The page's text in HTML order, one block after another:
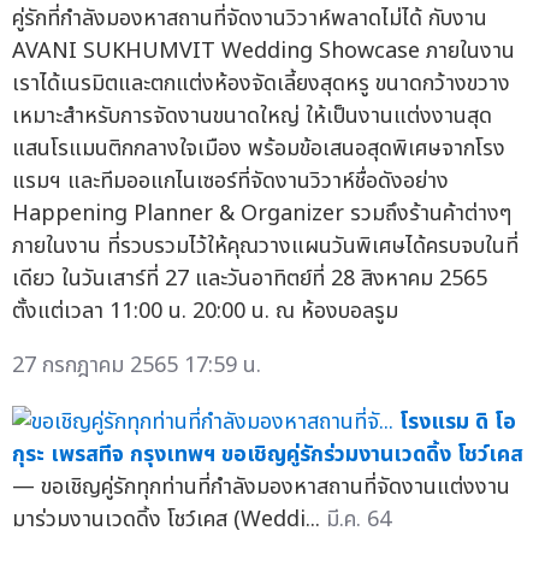
คู่รักที่กำลังมองหาสถานที่จัดงานวิวาห์พลาดไม่ได้ กับงาน
AVANI SUKHUMVIT Wedding Showcase ภายในงาน
เราได้เนรมิตและตกแต่งห้องจัดเลี้ยงสุดหรู ขนาดกว้างขวาง
เหมาะสำหรับการจัดงานขนาดใหญ่ ให้เป็นงานแต่งงานสุด
แสนโรแมนติกกลางใจเมือง พร้อมข้อเสนอสุดพิเศษจากโรง
แรมฯ และทีมออแกไนเซอร์ที่จัดงานวิวาห์ชื่อดังอย่าง
Happening Planner & Organizer รวมถึงร้านค้าต่างๆ
ภายในงาน ที่รวบรวมไว้ให้คุณวางแผนวันพิเศษได้ครบจบในที่
เดียว ในวันเสาร์ที่ 27 และวันอาทิตย์ที่ 28 สิงหาคม 2565
ตั้งแต่เวลา 11:00 น. 20:00 น. ณ ห้องบอลรูม
27 กรกฎาคม 2565 17:59 น.
โรงแรม ดิ โอ
กุระ เพรสทีจ กรุงเทพฯ ขอเชิญคู่รักร่วมงานเวดดิ้ง โชว์เคส
— ขอเชิญคู่รักทุกท่านที่กำลังมองหาสถานที่จัดงานแต่งงาน
มาร่วมงานเวดดิ้ง โชว์เคส (Weddi... มี.ค. 64